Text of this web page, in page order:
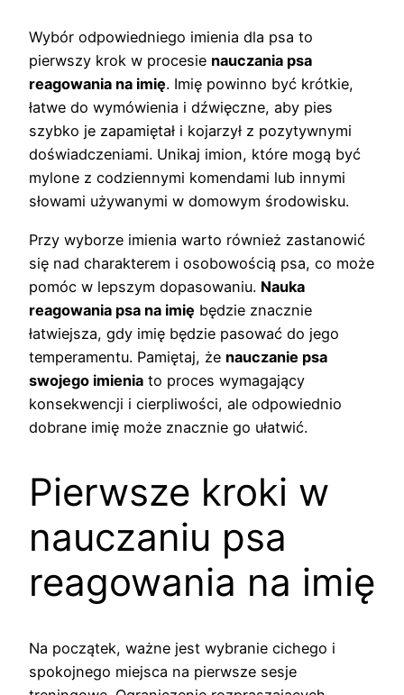
Wybór odpowiedniego imienia dla psa to
pierwszy krok w procesie nauczania psa
reagowania na imię. Imię powinno być krótkie,
łatwe do wymówienia i dźwięczne, aby pies
szybko je zapamiętał i kojarzył z pozytywnymi
doświadczeniami. Unikaj imion, które mogą być
mylone z codziennymi komendami lub innymi
słowami używanymi w domowym środowisku.
Przy wyborze imienia warto również zastanowić
się nad charakterem i osobowością psa, co może
pomóc w lepszym dopasowaniu. Nauka
reagowania psa na imię będzie znacznie
łatwiejsza, gdy imię będzie pasować do jego
temperamentu. Pamiętaj, że nauczanie psa
swojego imienia to proces wymagający
konsekwencji i cierpliwości, ale odpowiednio
dobrane imię może znacznie go ułatwić.
Pierwsze kroki w
nauczaniu psa
reagowania na imię
Na początek, ważne jest wybranie cichego i
spokojnego miejsca na pierwsze sesje